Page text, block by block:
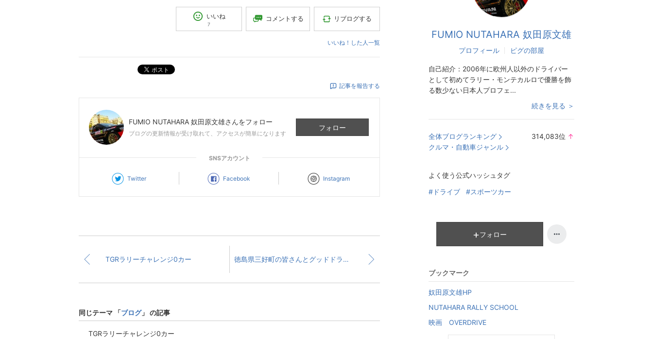
いいね
7
コメントする リブログする
いいね！した人一覧
ポスト
記事を報告する
FUMIO NUTAHARA 奴田原文雄さんをフォロー
ブログの更新情報が受け取れて、アクセスが簡単になります
フォロー
SNSアカウント
Twitter Facebook Instagram
TGRラリーチャレンジ0カー 徳島県三好町の皆さんとグッドドライバーレッスン！ご参加いただきありがとうございました。また...
同じテーマ 「ブログ」 の記事
TGRラリーチャレンジ0カー
FUMIO NUTAHARA 奴田原文雄
プロフィール ピグの部屋
自己紹介： 2006年に欧州人以外のドライバー
として初めてラリー・モンテカルロで優勝を飾
る数少ない日本人プロフェ...
続きを見る ＞
全体ブログランキング 314,083位 ↑
クルマ・自動車ジャンル
よく使う公式ハッシュタグ
#ドライブ #スポーツカー
フォロー
ブックマーク
奴田原文雄HP
NUTAHARA RALLY SCHOOL
映画 OVERDRIVE